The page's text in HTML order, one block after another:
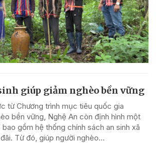
giúp giảm nghèo bền vững
từ Chương trình mục tiêu quốc gia
bền vững, Nghệ An còn định hình một
gồm hệ thống chính sách an sinh xã
Từ đó, giúp người nghèo...